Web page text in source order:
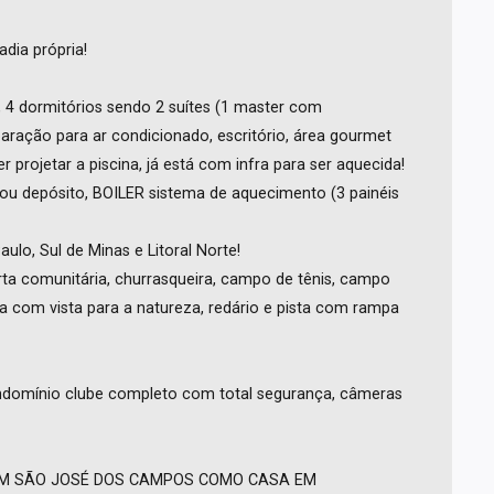
própria!
dormitórios sendo 2 suítes (1 master com
para ar condicionado, escritório, área gourmet
projetar a piscina, já está com infra para ser aquecida!
depósito, BOILER sistema de aquecimento (3 painéis
Sul de Minas e Litoral Norte!
comunitária, churrasqueira, campo de tênis, campo
com vista para a natureza, redário e pista com rampa
clube completo com total segurança, câmeras
SÃO JOSÉ DOS CAMPOS COMO CASA EM